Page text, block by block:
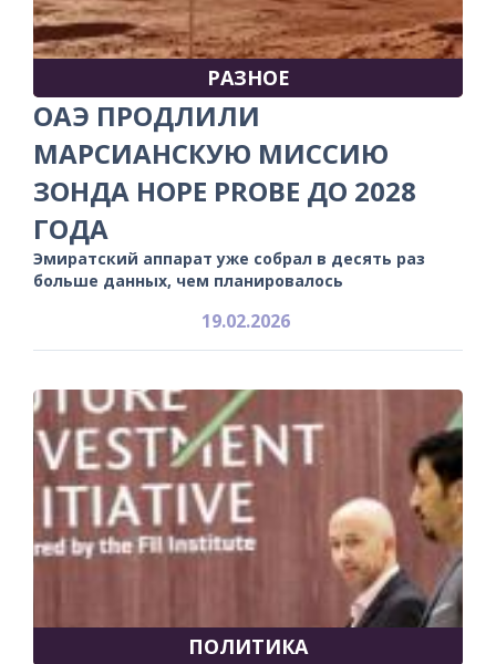
РАЗНОЕ
ОАЭ ПРОДЛИЛИ
МАРСИАНСКУЮ МИССИЮ
ЗОНДА HOPE PROBE ДО 2028
ГОДА
Эмиратский аппарат уже собрал в десять раз
больше данных, чем планировалось
19.02.2026
ПОЛИТИКА